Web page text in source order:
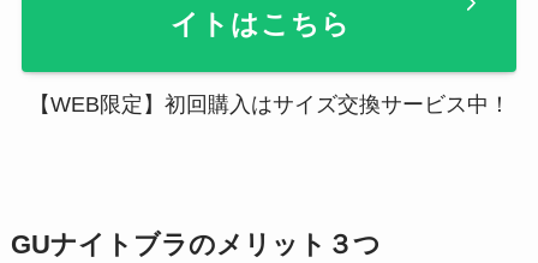
イトはこちら
【WEB限定】初回購入はサイズ交換サービス中！
GUナイトブラのメリット３つ